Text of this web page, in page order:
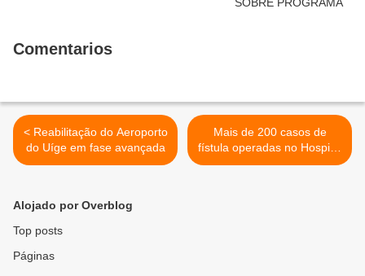
Comentarios
< Reabilitação do Aeroporto
do Uíge em fase avançada
Mais de 200 casos de
fístula operadas no Hospital
da Damba >
Alojado por Overblog
Top posts
Páginas